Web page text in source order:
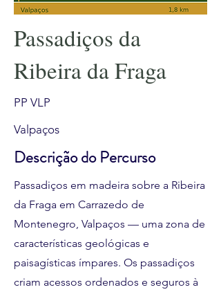
Passadiços da
Ribeira da Fraga
PP VLP
Valpaços
Descrição do Percurso
Passadiços em madeira sobre a Ribeira
da Fraga em Carrazedo de
Montenegro, Valpaços — uma zona de
características geológicas e
paisagísticas ímpares. Os passadiços
criam acessos ordenados e seguros à